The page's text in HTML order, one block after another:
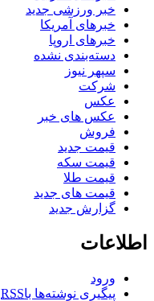
خبر ورزشی جدید
خبرهای آمریکا
خبرهای اروپا
دسته‌بندی نشده
سپهر نیوز
شرکت
عکس
عکس های خبر
فروش
قیمت جدید
قیمت سکه
قیمت طلا
قیمت های جدید
گزارش جدید
اطلاعات
ورود
پیگیری نوشته‌ها باRSS